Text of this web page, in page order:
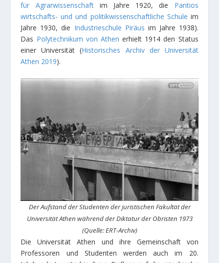
für Agrarwissenschaftim Jahre 1920, die Pantios
wirtschafts- und und politikwissenschaftliche Schule im
Jahre 1930, die Industrieschule Piräus im Jahre 1938).
Das Polytechnikum von Athen erhielt 1914 den Status
einer Universität (Historisches Archiv der Universität
Athen 2019).
Der Aufstand der Studenten der juristischen Fakultät der
Universität Athen während der Diktatur der Obristen 1973
(Quelle: ERT-Archiv)
Die Universität Athen und ihre Gemeinschaft von
Professoren und Studenten werden auch im 20.